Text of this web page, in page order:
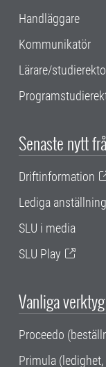
Handläggare
Kommunikatör
Lärare/
Senaste nytt
Driftinformation
Lediga
SLU i media
SLU Play
Vanliga verktyg
Proceedo
Primula